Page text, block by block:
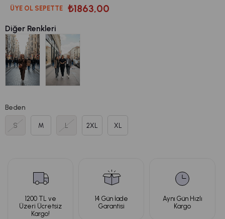
ÜYE OL SEPETTE ₺1863,00
Diğer Renkleri
Tükendi
Beden
S M L 2XL XL
1200 TL ve
Üzeri Ücretsiz
Kargo!
14 Gün İade
Garantisi
Aynı Gün Hızlı
Kargo